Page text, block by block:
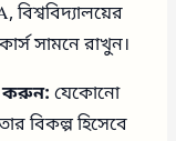
বিশ্ববিদ্যালয়ের
সামনে রাখুন।
করুন: যেকোনো
বিকল্প হিসেবে